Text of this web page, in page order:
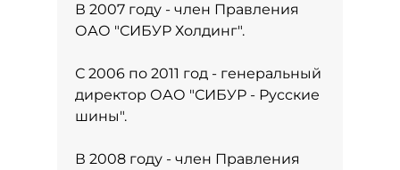
В 2007 году - член Правления
ОАО "СИБУР Холдинг".
С 2006 по 2011 год - генеральный
директор ОАО "СИБУР - Русские
шины".
В 2008 году - член Правления